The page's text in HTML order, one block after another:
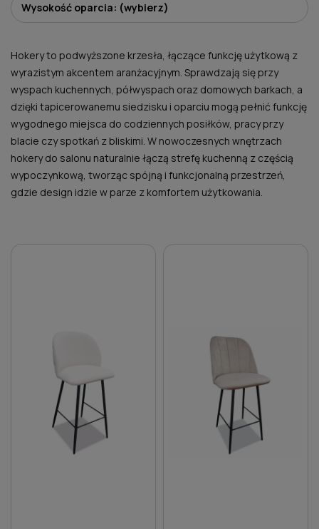
Wysokość oparcia: (wybierz)
Hokery to podwyższone krzesła, łączące funkcję użytkową z
wyrazistym akcentem aranżacyjnym. Sprawdzają się przy
wyspach kuchennych, półwyspach oraz domowych barkach, a
dzięki tapicerowanemu siedzisku i oparciu mogą pełnić funkcję
wygodnego miejsca do codziennych posiłków, pracy przy
blacie czy spotkań z bliskimi. W nowoczesnych wnętrzach
hokery do salonu naturalnie łączą strefę kuchenną z częścią
wypoczynkową, tworząc spójną i funkcjonalną przestrzeń,
gdzie design idzie w parze z komfortem użytkowania.